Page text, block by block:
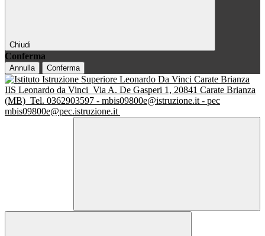
Chiudi
Conferma
Annulla Conferma
IIS Leonardo da Vinci Via A. De Gasperi 1, 20841 Carate Brianza
(MB) Tel. 0362903597 - mbis09800e@istruzione.it - pec
mbis09800e@pec.istruzione.it